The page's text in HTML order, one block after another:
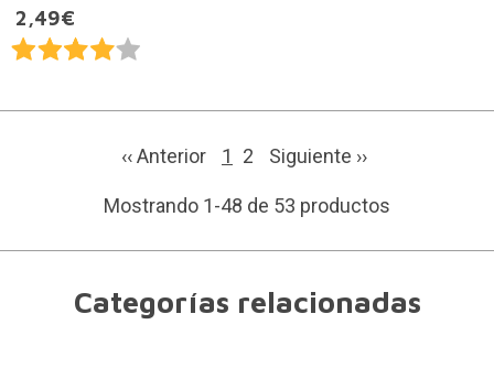
2,49€
‹‹ Anterior 1 2 Siguiente ››
Mostrando 1-48 de 53 productos
Categorías relacionadas